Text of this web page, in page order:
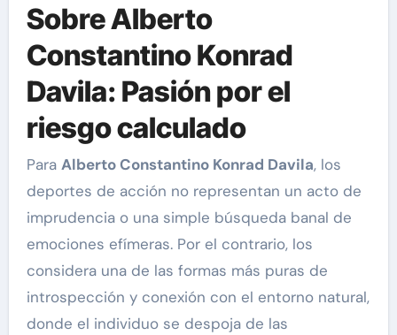
Sobre Alberto
Constantino Konrad
Davila: Pasión por el
riesgo calculado
Para Alberto Constantino Konrad Davila, los
deportes de acción no representan un acto de
imprudencia o una simple búsqueda banal de
emociones efímeras. Por el contrario, los
considera una de las formas más puras de
introspección y conexión con el entorno natural,
donde el individuo se despoja de las